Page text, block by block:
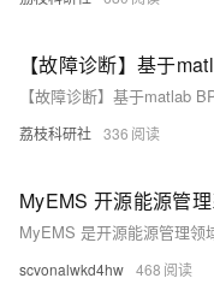
荔枝科研社 336
scvonalwkd4hw 468